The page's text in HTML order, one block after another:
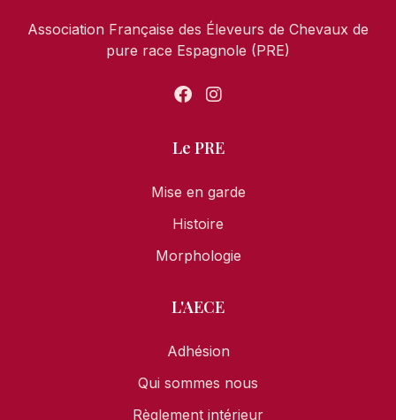
Association Française des Éleveurs de Chevaux de
pure race Espagnole (PRE)
Le PRE
Mise en garde
Histoire
Morphologie
L'AECE
Adhésion
Qui sommes nous
Règlement intérieur